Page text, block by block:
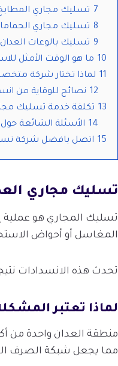
7 تسليك مجاري
8 تسليك مجاري
9 تسليك بالوعات العدان
10 ما هو الوقت الأمثل
11 لماذا تختار شركة
12 نصائح للوقاية من
13 تكلفة خدمة تسليك
14 الأسئلة الشائعة
15 اتصل بافضل شركة
تسليك مجاري
تسليك المجاري هو عملية
المغاسل أو أحواض
تحدث هذه الانسدادات
لماذا تعتبر
منطقة العدان واحدة من
مما يجعل شبكة الصرف